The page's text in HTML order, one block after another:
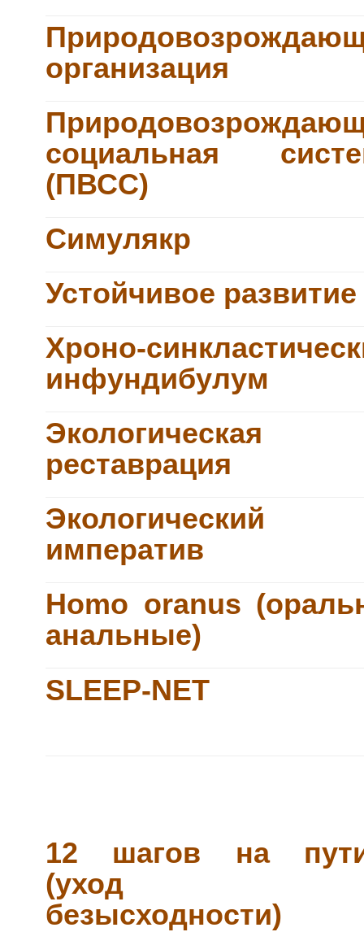
организация
социальная
(ПВСС)
Симулякр
Устойчивое развитие
Хроно-
инфундибулум
Экологическая
реставрация
Экологический
императив
Homo oranus
анальные)
SLEEP-NET
12 шагов на
(уход
безысходности)